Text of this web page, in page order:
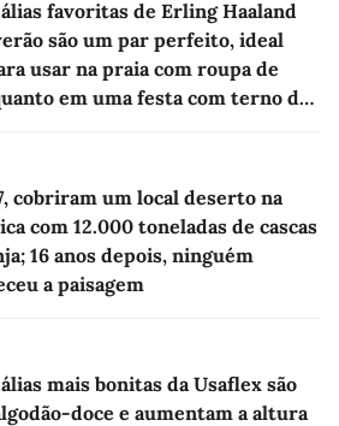
favoritas de Erling Haaland
são um par perfeito, ideal
usar na praia com roupa de
em uma festa com terno de
cobriram um local deserto na
com 12.000 toneladas de cascas
16 anos depois, ninguém
a paisagem
mais bonitas da Usaflex são
doce e aumentam a altura